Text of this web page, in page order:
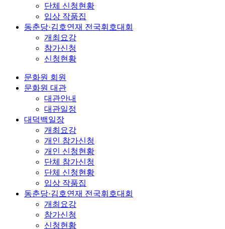
단체 신청현황
입상 작품집
동춘당·김호연재 전국휘호대회
개최요강
참가신청
신청현황
문화원 회원
문화원 대관
대관안내
대관일정
대덕백일장
개최요강
개인 참가신청
개인 신청현황
단체 참가신청
단체 신청현황
입상 작품집
동춘당·김호연재 전국휘호대회
개최요강
참가신청
신청현황